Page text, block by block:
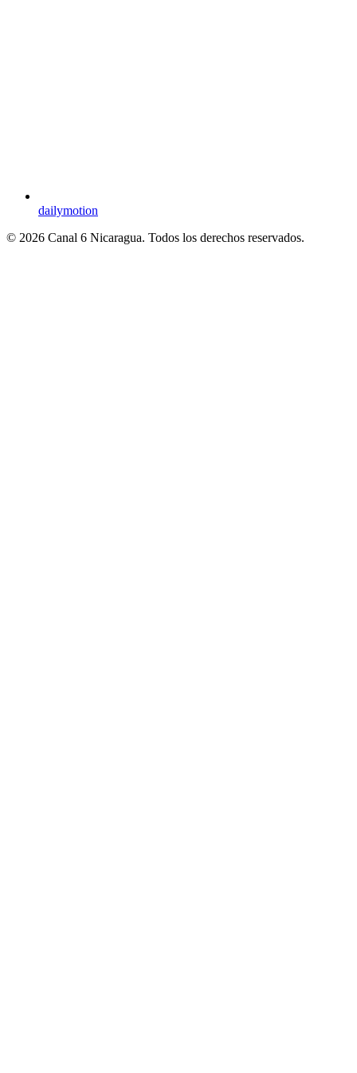
dailymotion
© 2026 Canal 6 Nicaragua. Todos los derechos reservados.